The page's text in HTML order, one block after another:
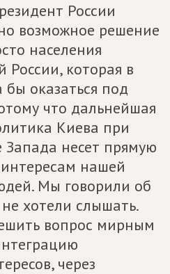
России
возможное решение
населения
России, которая в
бы оказаться под
что дальнейшая
Киева при
несет прямую
нашей
Мы говорили об
хотели слышать.
вопрос мирным
через